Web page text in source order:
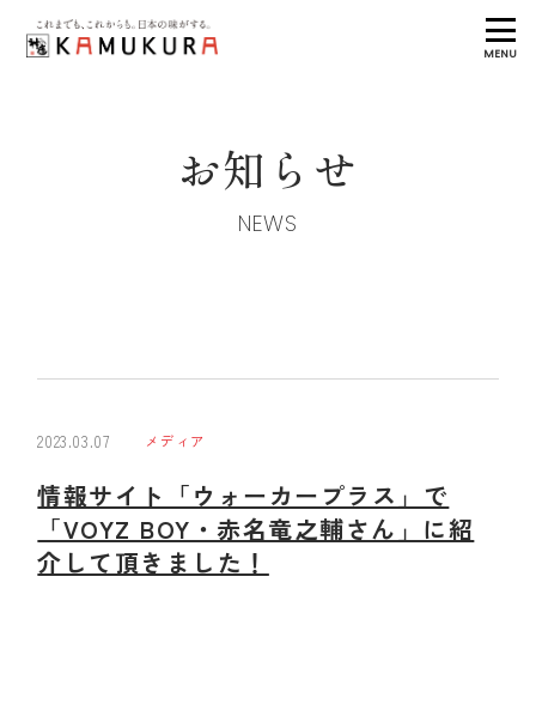
MENU
お知らせ
NEWS
2023.03.07 メディア
情報サイト「ウォーカープラス」で
「VOYZ BOY・赤名竜之輔さん」に紹
介して頂きました！